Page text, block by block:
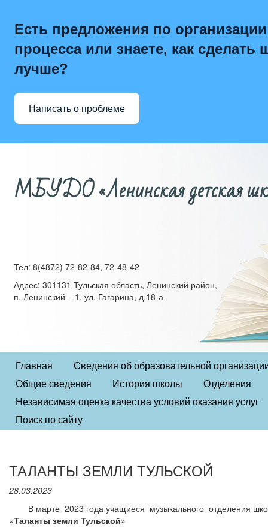
Есть предложения по
процесса или знаете, как сделать
лучше?
Написать о проблеме
МБУДО «Ленинская детская
Тел: 8(4872) 72-82-84, 72-48-42
Адрес: 301131 Тульская область, Ленинский район,
п. Ленинский – 1, ул. Гагарина, д.18-а
Главная
Сведения об образовательной
Общие сведения
История школы
Отделения
Независимая оценка качества условий оказания услуг
Поиск по сайту
ТАЛАНТЫ ЗЕМЛИ ТУЛЬСКОЙ
28.03.2023
В марте 2023 года учащиеся музыкального отделения
«Таланты земли Тульской»